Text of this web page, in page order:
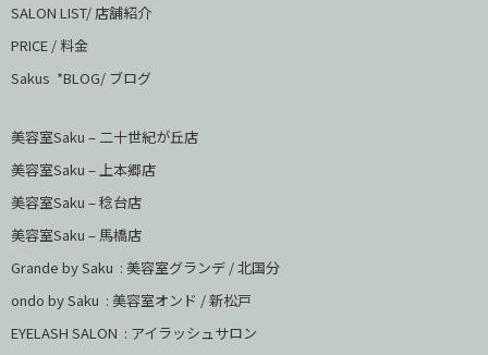
SALON LIST/ 店舗紹介
PRICE / 料金
Sakus *BLOG/ ブログ
美容室Saku – 二十世紀が丘店
美容室Saku –上本郷店
美容室Saku –稔台店
美容室Saku – 馬橋店
Grande by Saku : 美容室グランデ / 北国分
ondo by Saku : 美容室オンド / 新松戸
EYELASH SALON : アイラッシュサロン